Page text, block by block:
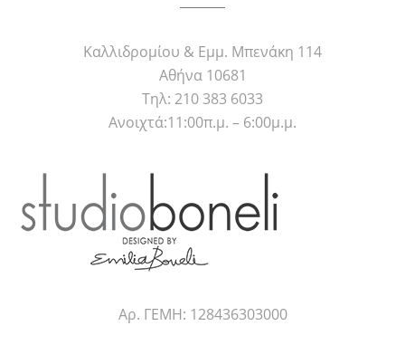
Καλλιδρομίου & Εμμ. Μπενάκη 114
Αθήνα 10681
Τηλ: 210 383 6033
Ανοιχτά:11:00π.μ. – 6:00μ.μ.
Αρ. ΓΕΜΗ: 128436303000